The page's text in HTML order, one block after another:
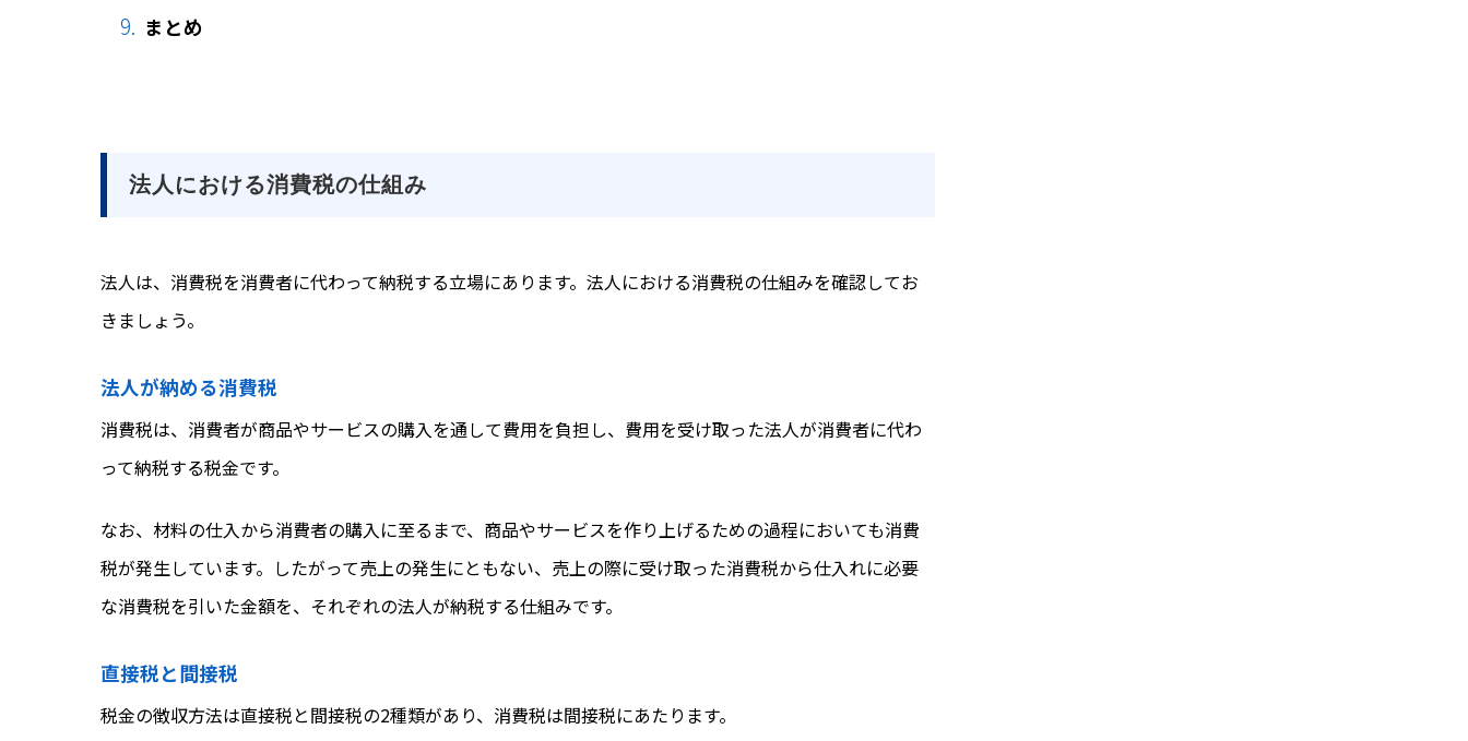
まとめ
法人における消費税の仕組み
法人は、消費税を消費者に代わって納税する立場にあります。法人における消費税の仕組みを確認してお
きましょう。
法人が納める消費税
消費税は、消費者が商品やサービスの購入を通して費用を負担し、費用を受け取った法人が消費者に代わ
って納税する税金です。
なお、材料の仕入から消費者の購入に至るまで、商品やサービスを作り上げるための過程においても消費
税が発生しています。したがって売上の発生にともない、売上の際に受け取った消費税から仕入れに必要
な消費税を引いた金額を、それぞれの法人が納税する仕組みです。
直接税と間接税
税金の徴収方法は直接税と間接税の2種類があり、消費税は間接税にあたります。